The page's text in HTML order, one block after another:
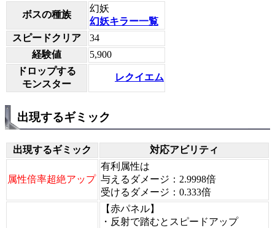
ボスの種族
幻妖
幻妖キラー一覧
スピードクリア
34
経験値
5,900
ドロップする
モンスター
レクイエム
出現するギミック
出現するギミック 対応アビリティ
属性倍率超絶アップ
有利属性は
与えるダメージ：2.9998倍
受けるダメージ：0.333倍
【赤パネル】
・反射で踏むとスピードアップ